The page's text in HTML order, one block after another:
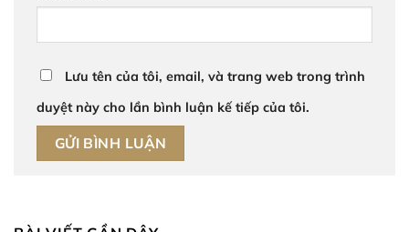
Lưu tên của tôi, email, và trang web trong trình
duyệt này cho lần bình luận kế tiếp của tôi.